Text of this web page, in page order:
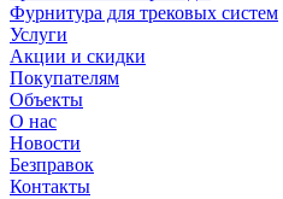
Фурнитура для трековых систем
Услуги
Акции и скидки
Покупателям
Объекты
О нас
Новости
Безправок
Контакты